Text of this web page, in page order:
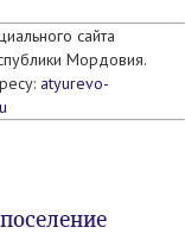
сайта
Мордовия.
atyurevo-